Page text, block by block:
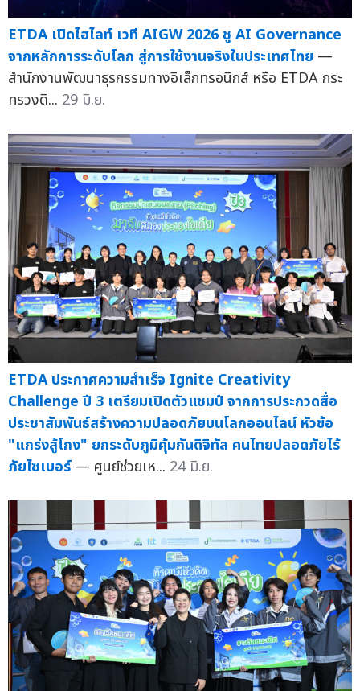
ETDA เปิดไฮไลท์ เวที AIGW 2026 ชู AI Governance
จากหลักการระดับโลก สู่การใช้งานจริงในประเทศไทย —
สำนักงานพัฒนาธุรกรรมทางอิเล็กทรอนิกส์ หรือ ETDA กระ
ทรวงดิ... 29 มิ.ย.
ETDA ประกาศความสำเร็จ Ignite Creativity
Challenge ปี 3 เตรียมเปิดตัวแชมป์ จากการประกวดสื่อ
ประชาสัมพันธ์สร้างความปลอดภัยบนโลกออนไลน์ หัวข้อ
"แกร่งสู้โกง" ยกระดับภูมิคุ้มกันดิจิทัล คนไทยปลอดภัยไร้
ภัยไซเบอร์ — ศูนย์ช่วยเห... 24 มิ.ย.